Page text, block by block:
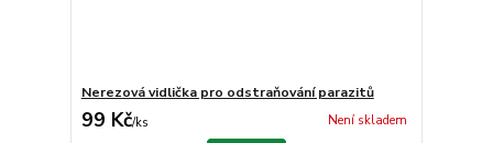
Nerezová vidlička pro odstraňování parazitů
99 Kč/ks Není skladem